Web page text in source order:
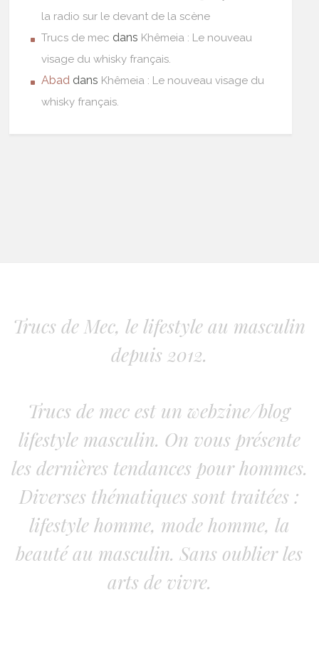
la radio sur le devant de la scène
Trucs de mec dans Khêmeia : Le nouveau
visage du whisky français.
Abad dans Khêmeia : Le nouveau visage du
whisky français.
Trucs de Mec, le lifestyle au masculin
depuis 2012.
Trucs de mec est un webzine/blog
lifestyle masculin. On vous présente
les dernières tendances pour hommes.
Diverses thématiques sont traitées :
lifestyle homme, mode homme, la
beauté au masculin. Sans oublier les
arts de vivre.